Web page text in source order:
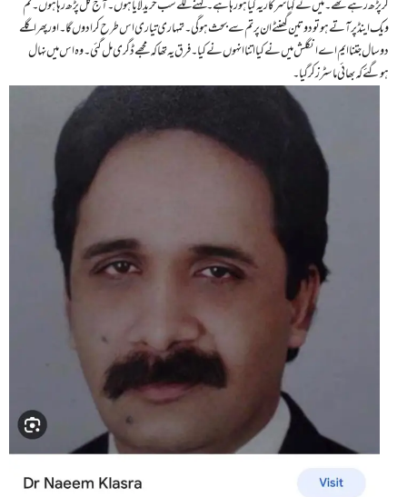
کر پڑھ رہے تھے۔ میں نے کہا سرکار یہ کیا ہورہا ہے۔ کہنے لگے سب خرید لایا ہوں۔ آج کل پڑھ رہا ہوں۔ تم
ویک اینڈ پر آتے ہو تو دو تین گھنٹے ان پر تم سے بحث ہوگی۔ تمہاری تیاری اس طرح کرا دوں گا۔ اور پھر اگلے
دو سال جتنا ایم اے انگلش میں نے کیا اتنا انہوں نے کیا۔ فرق یہ تھا کہ مجھے ڈگری مل گئی ۔ وہ اس میں نہال
ہوگئے کہ بھائی ماسٹرز کر گیا۔